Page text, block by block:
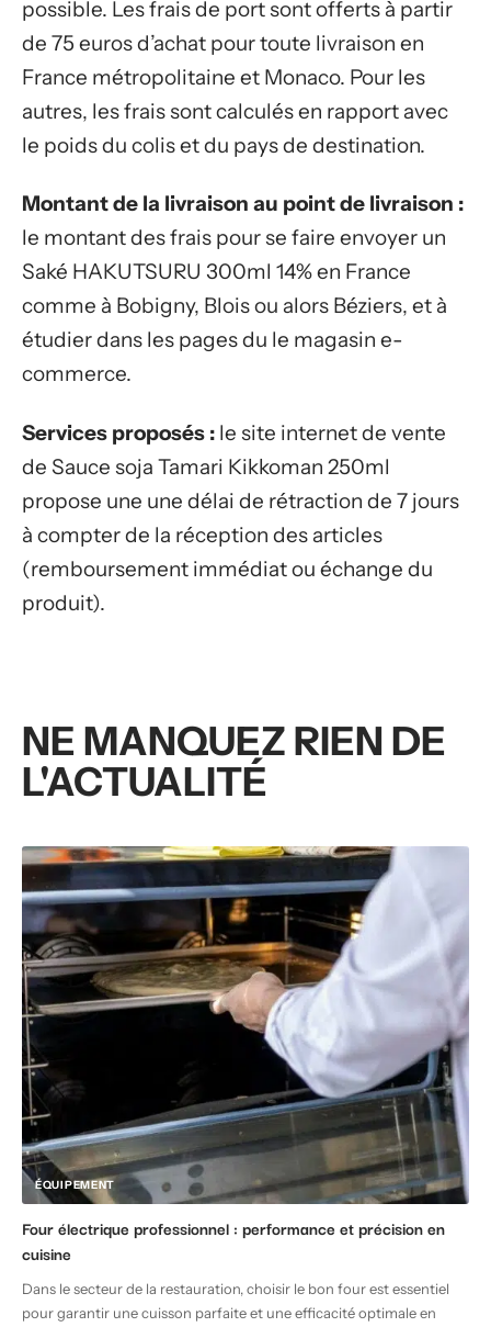
possible. Les frais de port sont offerts à partir
de 75 euros d’achat pour toute livraison en
France métropolitaine et Monaco. Pour les
autres, les frais sont calculés en rapport avec
le poids du colis et du pays de destination.
Montant de la livraison au point de livraison :
le montant des frais pour se faire envoyer un
Saké HAKUTSURU 300ml 14% en France
comme à Bobigny, Blois ou alors Béziers, et à
étudier dans les pages du le magasin e-
commerce.
Services proposés : le site internet de vente
de Sauce soja Tamari Kikkoman 250ml
propose une une délai de rétraction de 7 jours
à compter de la réception des articles
(remboursement immédiat ou échange du
produit).
NE MANQUEZ RIEN DE
L'ACTUALITÉ
ÉQUIPEMENT
Four électrique professionnel : performance et précision en
cuisine
Dans le secteur de la restauration, choisir le bon four est essentiel
pour garantir une cuisson parfaite et une efficacité optimale en